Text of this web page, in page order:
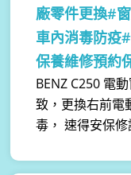
廠零件更換#
車內消毒防疫
保養維修預約
BENZ C250 電
致，更換右前電
毒， 速得安保